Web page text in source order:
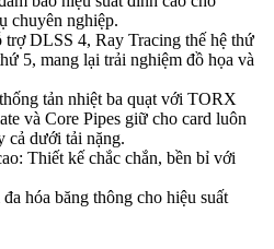
chuyên nghiệp.
trợ DLSS 4, Ray Tracing thế hệ thứ
5, mang lại trải nghiệm đồ họa và
tản nhiệt ba quạt với TORX
và Core Pipes giữ cho card luôn
cả dưới tải nặng.
Thiết kế chắc chắn, bền bỉ với
hóa băng thông cho hiệu suất